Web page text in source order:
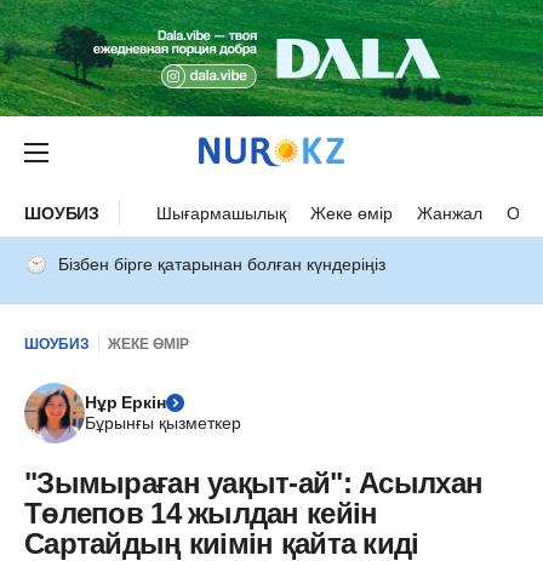
ШОУБИЗ Шығармашылық Жеке өмір Жанжал
Бізбен бірге қатарынан болған күндеріңіз
ШОУБИЗ ЖЕКЕ ӨМІР
Нұр Еркін
Бұрынғы қызметкер
"Зымыраған уақыт-ай": Асылхан
Төлепов 14 жылдан кейін
Сартайдың киімін қайта киді